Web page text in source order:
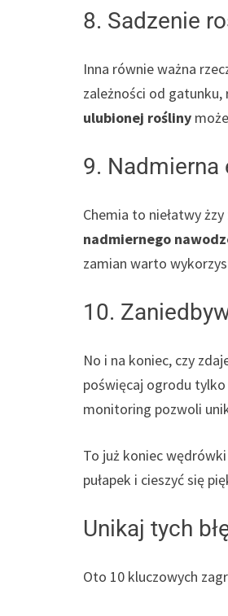
8. Sadzenie
Inna równie ważna
zależności od
ulubionej rośliny
9.
Chemia to niełatwy
nadmiernego
zamian warto
10.
No i na koniec, czy
poświęcaj ogrodu
monitoring pozwoli
To już koniec
pułapek i cieszyć się
Unikaj tych
Oto 10 kluczowych